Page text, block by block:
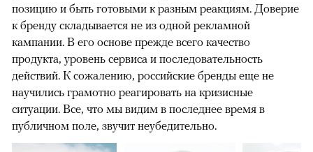
позицию и быть готовыми к разным реакциям. Доверие
к бренду складывается не из одной рекламной
кампании. В его основе прежде всего качество
продукта, уровень сервиса и последовательность
действий. К сожалению, российские бренды еще не
научились грамотно реагировать на кризисные
ситуации. Все, что мы видим в последнее время в
публичном поле, звучит неубедительно.